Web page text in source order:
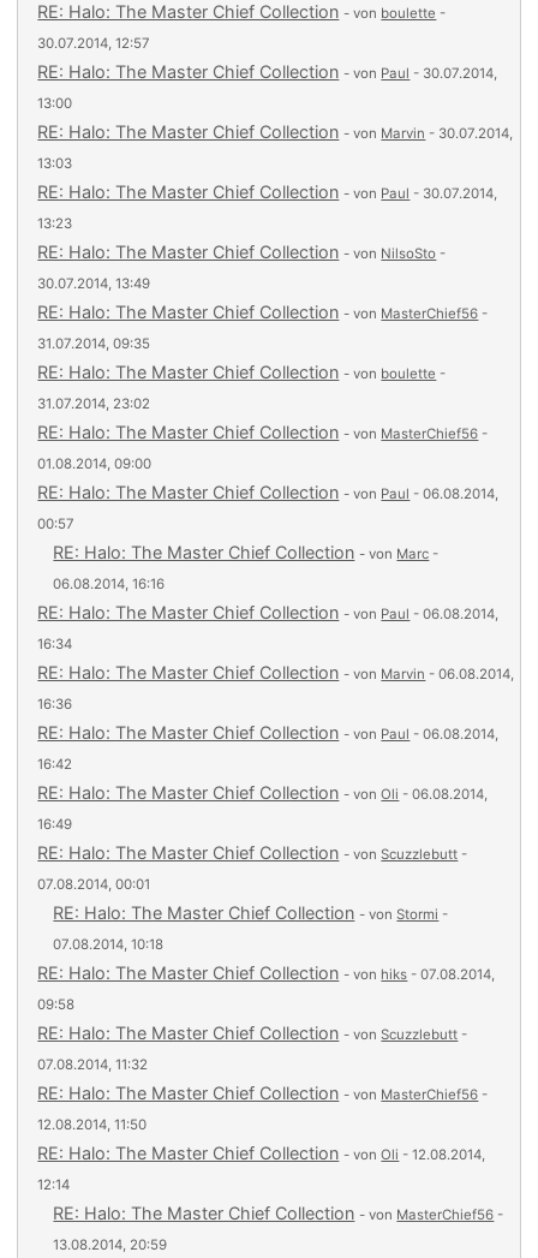
RE: Halo: The Master Chief Collection - von boulette -
30.07.2014, 12:57
RE: Halo: The Master Chief Collection - von Paul - 30.07.2014,
13:00
RE: Halo: The Master Chief Collection - von Marvin - 30.07.2014,
13:03
RE: Halo: The Master Chief Collection - von Paul - 30.07.2014,
13:23
RE: Halo: The Master Chief Collection - von NilsoSto -
30.07.2014, 13:49
RE: Halo: The Master Chief Collection - von MasterChief56 -
31.07.2014, 09:35
RE: Halo: The Master Chief Collection - von boulette -
31.07.2014, 23:02
RE: Halo: The Master Chief Collection - von MasterChief56 -
01.08.2014, 09:00
RE: Halo: The Master Chief Collection - von Paul - 06.08.2014,
00:57
RE: Halo: The Master Chief Collection - von Marc -
06.08.2014, 16:16
RE: Halo: The Master Chief Collection - von Paul - 06.08.2014,
16:34
RE: Halo: The Master Chief Collection - von Marvin - 06.08.2014,
16:36
RE: Halo: The Master Chief Collection - von Paul - 06.08.2014,
16:42
RE: Halo: The Master Chief Collection - vonOli - 06.08.2014,
16:49
RE: Halo: The Master Chief Collection - vonScuzzlebutt -
07.08.2014, 00:01
RE: Halo: The Master Chief Collection - vonStormi -
07.08.2014, 10:18
RE: Halo: The Master Chief Collection - von hiks - 07.08.2014,
09:58
RE: Halo: The Master Chief Collection - vonScuzzlebutt -
07.08.2014, 11:32
RE: Halo: The Master Chief Collection - von MasterChief56 -
12.08.2014, 11:50
RE: Halo: The Master Chief Collection - vonOli - 12.08.2014,
12:14
RE: Halo: The Master Chief Collection - von MasterChief56 -
13.08.2014, 20:59